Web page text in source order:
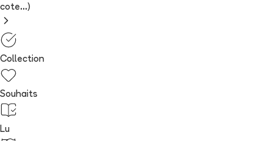
cote...)
Collection
Souhaits
Lu